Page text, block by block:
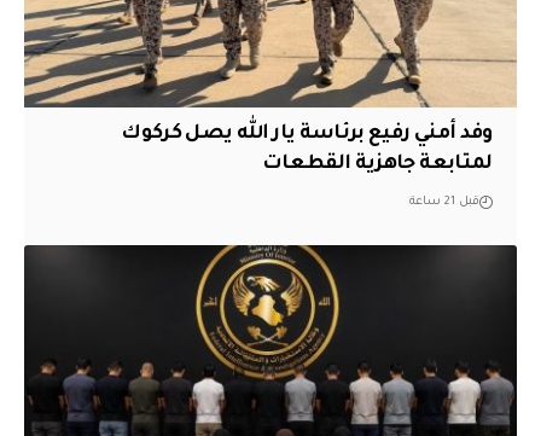
وفد أمني رفيع برئاسة يار الله يصل كركوك
لمتابعة جاهزية القطعات
قبل 21 ساعة